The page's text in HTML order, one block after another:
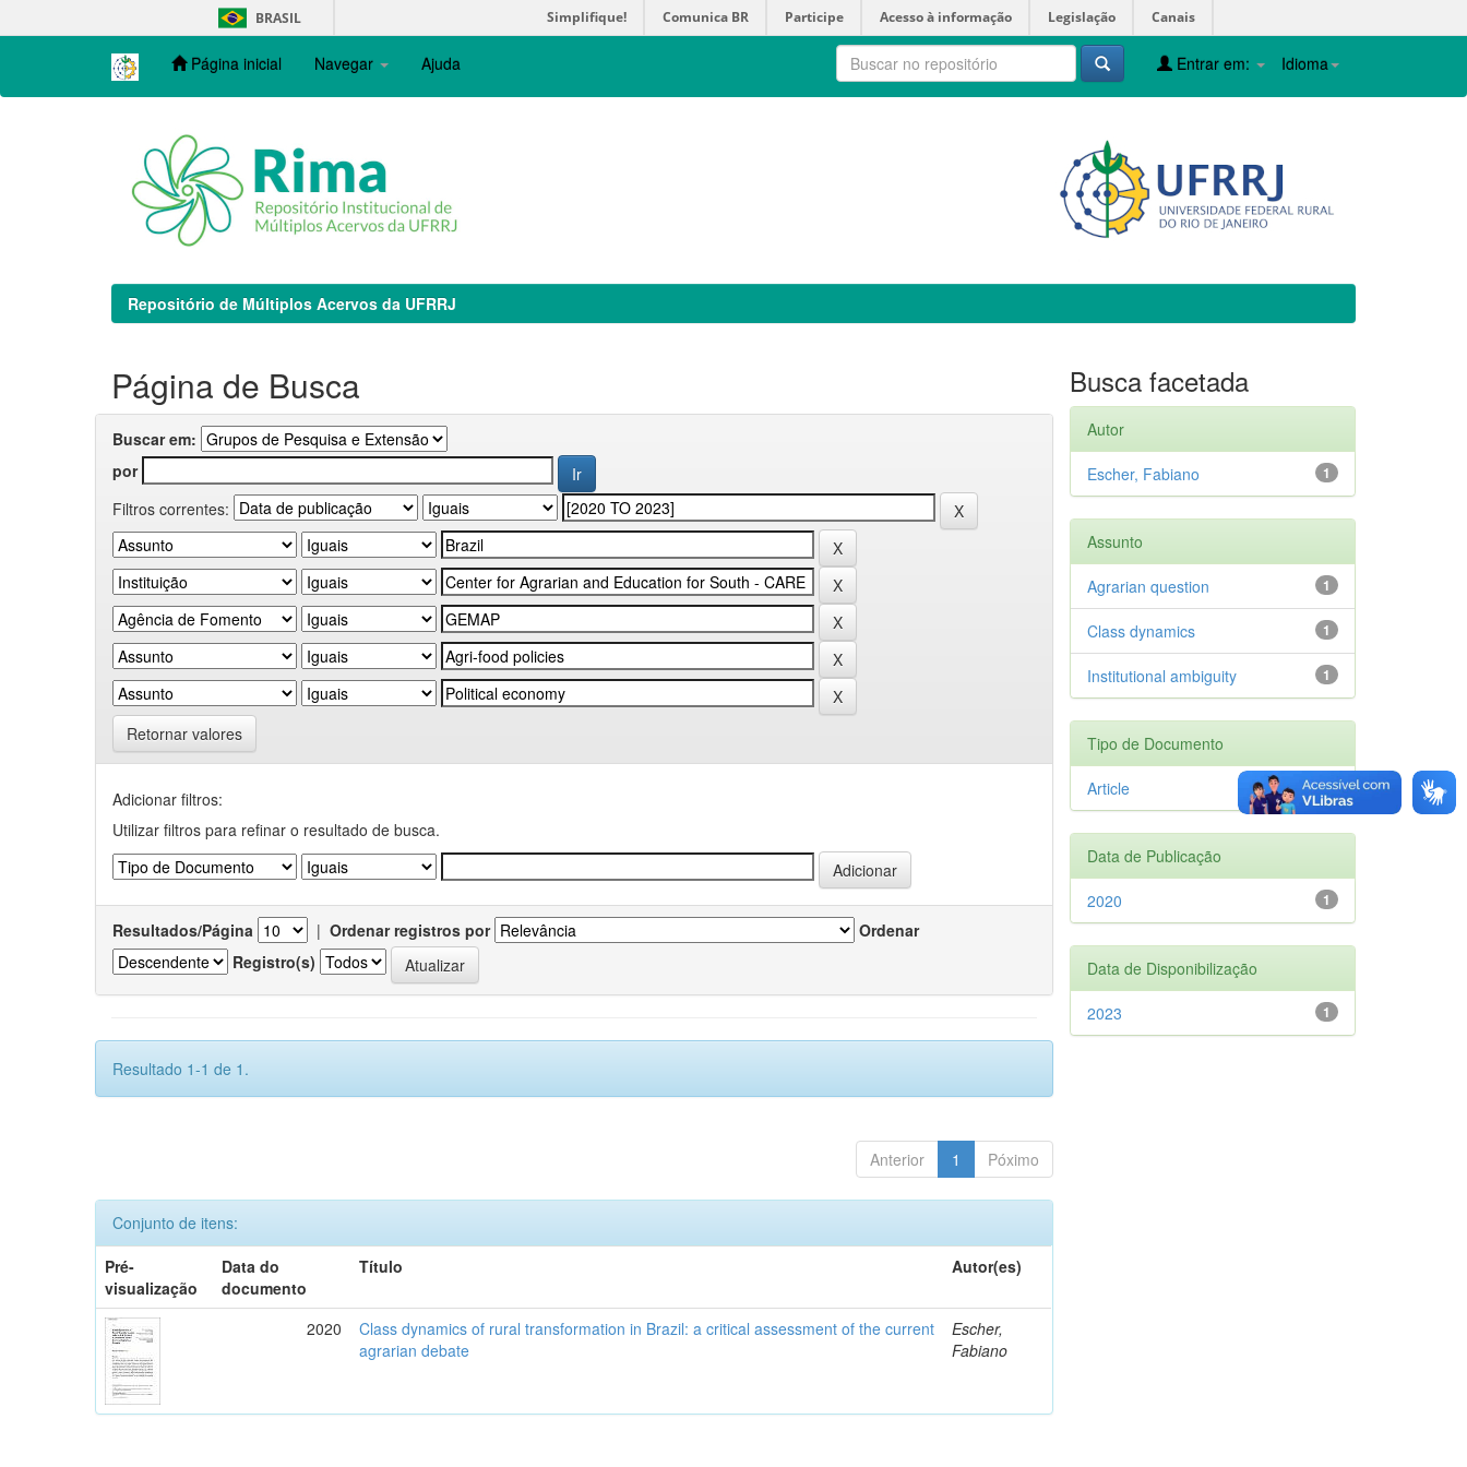
navigation
BRASIL Simplifique! Comunica BR Participe Acesso à informação Legislação Canais
Página inicial Navegar Ajuda Idioma
Entrar em:
Repositório de Múltiplos Acervos da UFRRJ
Página de Busca
Buscar em:
por
Filtros correntes:
Retornar valores
Adicionar filtros:
Utilizar filtros para refinar o resultado de busca.
Resultados/Página | Ordenar registros por
Ordenar
Registro(s)
Resultado 1-1 de 1.
Anterior 1 Póximo
Conjunto de itens:
Pré-
visualização
Data do
documento
Título Autor(es)
2020
Class dynamics of rural transformation in Brazil: a critical assessment of the current
agrarian debate
Escher,
Fabiano
Busca facetada
Autor
1
Escher, Fabiano
Assunto
1
Agrarian question
1
Class dynamics
1
Institutional ambiguity
Tipo de Documento
1
Article
Data de Publicação
1
2020
Data de Disponibilização
1
2023